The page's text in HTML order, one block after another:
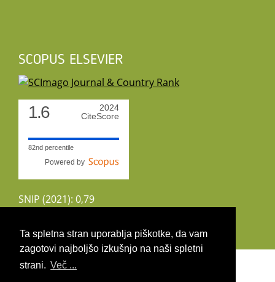
Ta spletna stran uporablja piškotke, da vam
zagotovi najboljšo izkušnjo na naši spletni
strani. Več ...
SCOPUS ELSEVIER
1.6
2024
CiteScore
82nd percentile
Powered by
SNIP (2021): 0,79